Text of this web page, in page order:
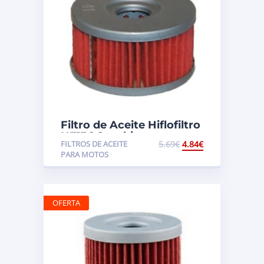
Filtro de Aceite Hiflofiltro
HF136 Suzuki
DR250/GN250
FILTROS DE ACEITE
PARA MOTOS
5.69€ 4.84€
OFERTA